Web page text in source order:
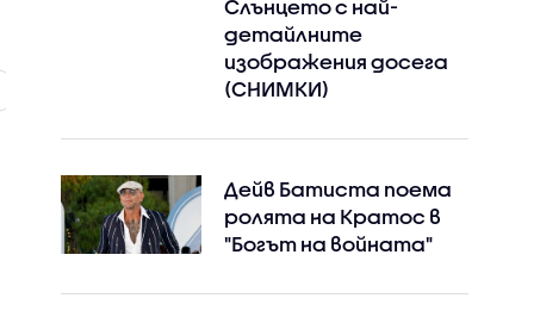
Facebook
Слънцето с най-
детайлните
изображения досега
(СНИМКИ)
Дейв Батиста поема
ролята на Кратос в
"Богът на войната"